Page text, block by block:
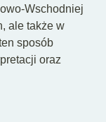
Wschodniej
ale także w
sposób
oraz